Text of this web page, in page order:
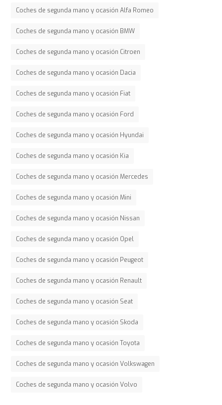
Coches de segunda mano y ocasión Alfa Romeo
Coches de segunda mano y ocasión BMW
Coches de segunda mano y ocasión Citroen
Coches de segunda mano y ocasión Dacia
Coches de segunda mano y ocasión Fiat
Coches de segunda mano y ocasión Ford
Coches de segunda mano y ocasión Hyundai
Coches de segunda mano y ocasión Kia
Coches de segunda mano y ocasión Mercedes
Coches de segunda mano y ocasión Mini
Coches de segunda mano y ocasión Nissan
Coches de segunda mano y ocasión Opel
Coches de segunda mano y ocasión Peugeot
Coches de segunda mano y ocasión Renault
Coches de segunda mano y ocasión Seat
Coches de segunda mano y ocasión Skoda
Coches de segunda mano y ocasión Toyota
Coches de segunda mano y ocasión Volkswagen
Coches de segunda mano y ocasión Volvo